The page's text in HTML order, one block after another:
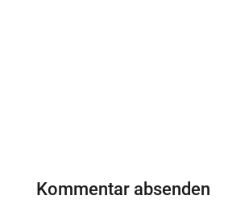
Kommentar absenden